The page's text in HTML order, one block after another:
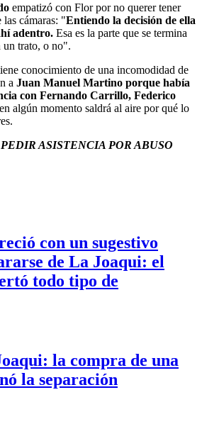
empatizó con Flor por no querer tener
las cámaras: "Entiendo la decisión de ella
adentro. Esa es la parte que se termina
un trato, o no".
conocimiento de una incomodidad de
a Juan Manuel Martino porque había
con Fernando Carrillo, Federico
algún momento saldrá al aire por qué lo
ASISTENCIA POR ABUSO
con un sugestivo
de La Joaqui: el
todo tipo de
la compra de una
la separación